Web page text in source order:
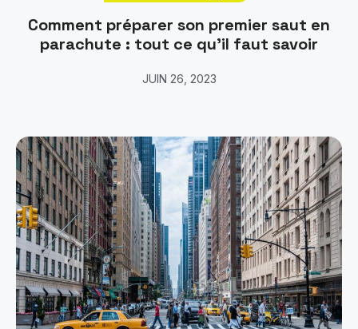
Comment préparer son premier saut en
parachute : tout ce qu’il faut savoir
JUIN 26, 2023